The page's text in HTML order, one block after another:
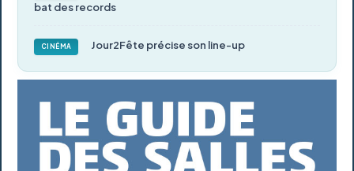
bat des records
CINÉMA Jour2Fête précise son line-up